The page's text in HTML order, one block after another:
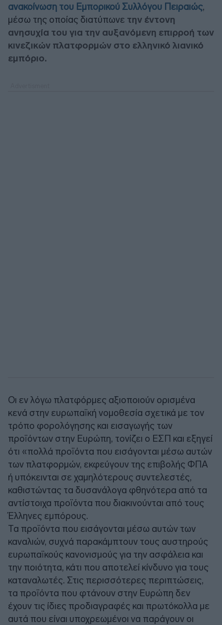
ανακοίνωση του Εμπορικού Συλλόγου Πειραιώς,
μέσω της οποίας διατύπωνε την έντονη
ανησυχία του για την αυξανόμενη επιρροή των
κινεζικών πλατφορμών στο ελληνικό λιανικό
εμπόριο.
Οι εν λόγω πλατφόρμες αξιοποιούν ορισμένα
κενά στην ευρωπαϊκή νομοθεσία σχετικά με τον
τρόπο φορολόγησης και εισαγωγής των
προϊόντων στην Ευρώπη, τονίζει ο ΕΣΠ και εξηγεί
ότι «πολλά προϊόντα που εισάγονται μέσω αυτών
των πλατφορμών, εκφεύγουν της επιβολής ΦΠΑ
ή υπόκεινται σε χαμηλότερους συντελεστές,
καθιστώντας τα δυσανάλογα φθηνότερα από τα
αντίστοιχα προϊόντα που διακινούνται από τους
Έλληνες εμπόρους.
Τα προϊόντα που εισάγονται μέσω αυτών των
καναλιών, συχνά παρακάμπτουν τους αυστηρούς
ευρωπαϊκούς κανονισμούς για την ασφάλεια και
την ποιότητα, κάτι που αποτελεί κίνδυνο για τους
καταναλωτές. Στις περισσότερες περιπτώσεις,
τα προϊόντα που φτάνουν στην Ευρώπη δεν
έχουν τις ίδιες προδιαγραφές και πρωτόκολλα με
αυτά που είναι υποχρεωμένοι να παράγουν οι